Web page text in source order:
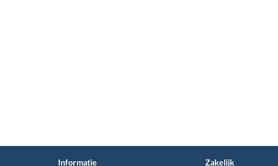
Informatie Zakelijk